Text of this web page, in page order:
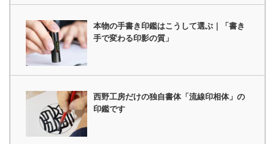
本物の手書き印鑑はこうして選ぶ｜「書き
手で変わる印影の質」
西野工房だけの独自書体「流線印相体」の
印鑑です